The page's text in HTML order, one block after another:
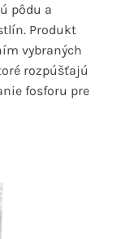
pôdu a
Produkt
vybraných
rozpúšťajú
fosforu pre